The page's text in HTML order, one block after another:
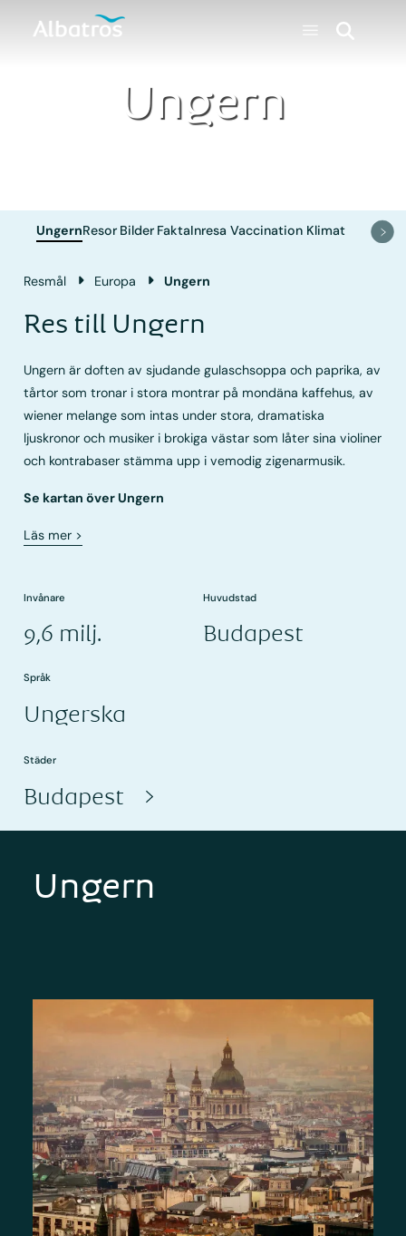
Ungern
UngernResor Bilder FaktaInresa Vaccination Klimat
Resmål Europa Ungern
Res till Ungern
Ungern är doften av sjudande gulaschsoppa och paprika, av
tårtor som tronar i stora montrar på mondäna kaffehus, av
wiener melange som intas under stora, dramatiska
ljuskronor och musiker i brokiga västar som låter sina violiner
och kontrabaser stämma upp i vemodig zigenarmusik.
Se kartan över Ungern
Läs mer >
Invånare
9,6 milj.
Huvudstad
Budapest
Språk
Ungerska
Städer
Budapest
Ungern